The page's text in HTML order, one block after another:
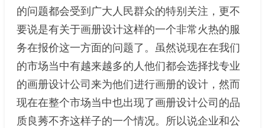
的问题都会受到广大人民群众的特别关注，更不
要说是有关于画册设计这样的一个非常火热的服
务在报价这一方面的问题了。虽然说现在在我们
的市场当中有越来越多的人他们都会选择找专业
的画册设计公司来为他们进行画册的设计，然而
现在在整个市场当中也出现了画册设计公司的品
质良莠不齐这样子的一个情况。所以说企业和公